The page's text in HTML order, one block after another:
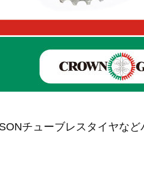
チューブレスタイヤな